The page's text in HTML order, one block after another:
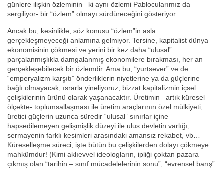
günlere ilişkin özleminin –ki aynı özlemi Pablocularımız da
sergiliyor- bir “özlem” olmayı sürdüreceğini gösteriyor.
Ancak bu, kesinlikle, söz konusu “özlem”in asla
gerçekleşmeyeceği anlamına gelmiyor. Tersine, kapitalist dünya
ekonomisinin çökmesi ve yerini bir kez daha “ulusal”
parçalanmışlıkla damgalanmış ekonomilere bırakması, her an
gerçekleşebilecek bir özlemdir. Ama bu, “yurtsever” ve de
“emperyalizm karşıtı” önderliklerin niyetlerine ya da güçlerine
bağlı olmayacak; ısrarla yineliyoruz, bizzat kapitalizmin içsel
çelişkilerinin ürünü olarak yaşanacaktır. Üretimin –artık küresel
ölçekte- toplumsallaşması ile üretim araçlarının özel mülkiyeti;
üretici güçlerin uzunca süredir “ulusal” sınırlar içine
hapsedilemeyen gelişmişlik düzeyi ile ulus devletin varlığı;
sermayenin farklı kesimleri arasındaki amansız rekabet, vb…
Küreselleşme süreci, işte bütün bu çelişkilerden dolayı çökmeye
mahkûmdur! (Kimi aklıevvel ideologların, ipliği çoktan pazara
çıkmış olan “tarihin – sınıf mücadelelerinin sonu”, “evrensel barış”